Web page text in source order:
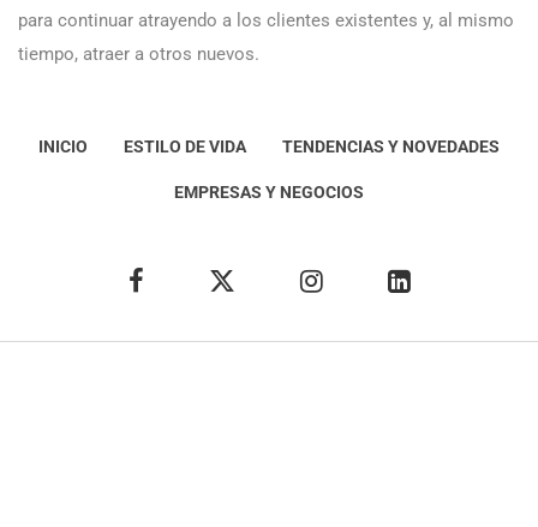
para continuar atrayendo a los clientes existentes y, al mismo
tiempo, atraer a otros nuevos.
INICIO ESTILO DE VIDA TENDENCIAS Y NOVEDADES
EMPRESAS Y NEGOCIOS